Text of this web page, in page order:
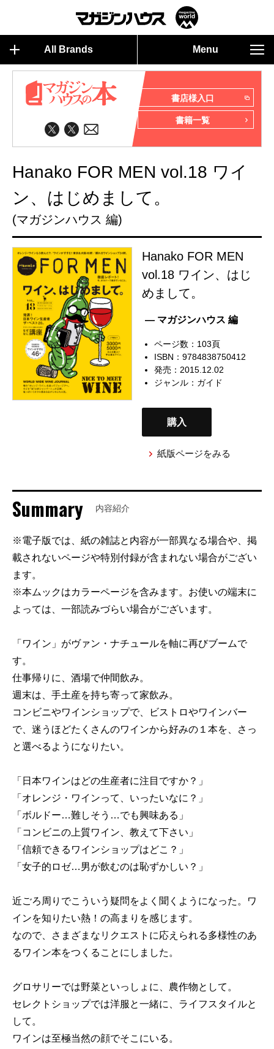
All Brands Menu
書店様入口
書籍一覧
Hanako FOR MEN vol.18 ワイ
ン、はじめまして。
(マガジンハウス 編)
Hanako FOR MEN
vol.18 ワイン、はじ
めまして。
— マガジンハウス 編
ページ数：103頁
ISBN：9784838750412
発売：2015.12.02
ジャンル： ガイド
購入
紙版ページをみる
Summary 内容紹介
※電子版では、紙の雑誌と内容が一部異なる場合や、掲
載されないページや特別付録が含まれない場合がござい
ます。
※本ムックはカラーページを含みます。お使いの端末に
よっては、一部読みづらい場合がございます。
「ワイン」がヴァン・ナチュールを軸に再びブームで
す。
仕事帰りに、酒場で仲間飲み。
週末は、手土産を持ち寄って家飲み。
コンビニやワインショップで、ビストロやワインバー
で、迷うほどたくさんのワインから好みの１本を、さっ
と選べるようになりたい。
「日本ワインはどの生産者に注目ですか？」
「オレンジ・ワインって、いったいなに？」
「ボルドー…難しそう…でも興味ある」
「コンビニの上質ワイン、教えて下さい」
「信頼できるワインショップはどこ？」
「女子的ロゼ…男が飲むのは恥ずかしい？」
近ごろ周りでこういう疑問をよく聞くようになった。ワ
インを知りたい熱！の高まりを感じます。
なので、さまざまなリクエストに応えられる多様性のあ
るワイン本をつくることにしました。
グロサリーでは野菜といっしょに、農作物として。
セレクトショップでは洋服と一緒に、ライフスタイルと
して。
ワインは至極当然の顔でそこにいる。